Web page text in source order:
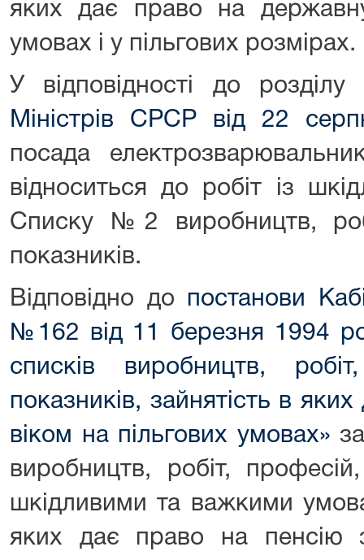
яких дає право на
умовах і у пільгових розмірах.
У відповідності до
Міністрів СРСР від 22
посада
відноситься до робіт із
Списку №2 виробництв,
показників.
Відповідно до постанови
№162 від 11 березня 1994
списків виробництв,
показників, зайнятість в
віком на пільгових умовах»
виробництв, робіт,
шкідливими та важкими
яких дає право на пенсію